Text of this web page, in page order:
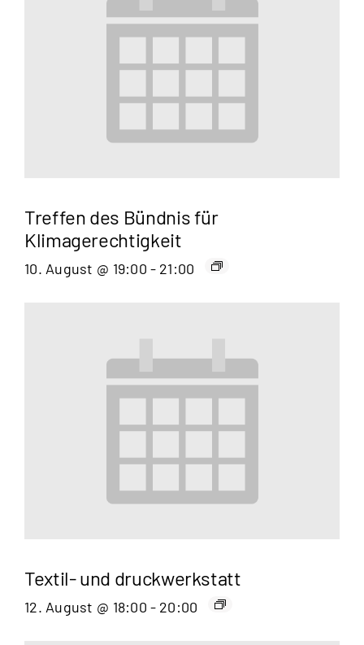
Treffen des Bündnis für
Klimagerechtigkeit
10. August @ 19:00 - 21:00
Textil- und druckwerkstatt
12. August @ 18:00 - 20:00